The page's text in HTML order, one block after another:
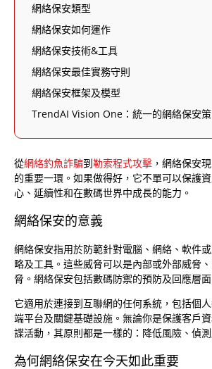
網絡保安類型
網絡保安如何運作
網絡保安技術&工具
網絡保安最佳實務守則
網絡保安框架及模型
TrendAI Vision One：統一的網絡保安
從網絡釣魚詐騙到勒索程式攻擊 ，網絡保安
的重要一環。如果做得好，它不單可以保護
心、延續性和在數碼世界中成長的能力。
網絡保安的意義
網絡保安指用於防範針對電腦、網絡、軟件
略及工具。這些威脅可以是內部或外部威脅
脅。網絡保安包括數碼防禦的預防及回應層面
它適用於連接到互聯網的任何系統，包括個
端平台及關鍵基礎設施。無論你是保護客戶
諜活動，其原則都是一樣的：降低風險、偵
為何網絡保安在今天如此重要